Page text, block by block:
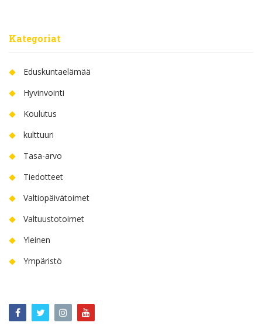
Kategoriat
Eduskuntaelämää
Hyvinvointi
Koulutus
kulttuuri
Tasa-arvo
Tiedotteet
Valtiopäivätoimet
Valtuustotoimet
Yleinen
Ympäristö